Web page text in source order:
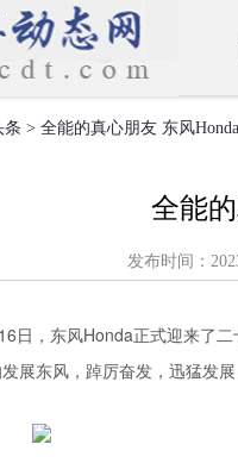
条 > 全能的真心朋友 东风
全能
发布时间：
日，东风Honda正式迎来了
展东风，踔厉奋发，迅猛发